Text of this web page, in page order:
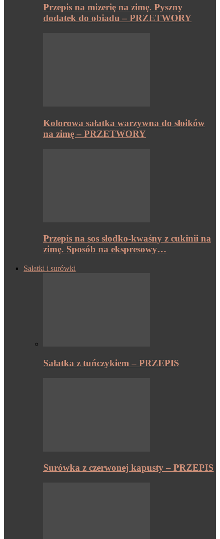
Przepis na mizerię na zimę. Pyszny
dodatek do obiadu – PRZETWORY
Kolorowa sałatka warzywna do słoików
na zimę – PRZETWORY
Przepis na sos słodko-kwaśny z cukinii na
zimę. Sposób na ekspresowy…
Sałatki i surówki
Sałatka z tuńczykiem – PRZEPIS
Surówka z czerwonej kapusty – PRZEPIS